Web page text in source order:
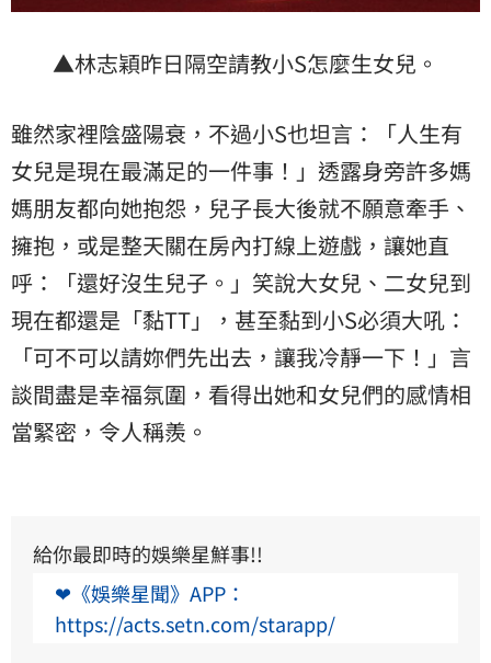
▲林志穎昨日隔空請教小S怎麼生女兒。
雖然家裡陰盛陽衰，不過小S也坦言：「人生有
女兒是現在最滿足的一件事！」透露身旁許多媽
媽朋友都向她抱怨，兒子長大後就不願意牽手、
擁抱，或是整天關在房內打線上遊戲，讓她直
呼：「還好沒生兒子。」笑說大女兒、二女兒到
現在都還是「黏TT」，甚至黏到小S必須大吼：
「可不可以請妳們先出去，讓我冷靜一下！」言
談間盡是幸福氛圍，看得出她和女兒們的感情相
當緊密，令人稱羨。
給你最即時的娛樂星鮮事!!
❤《娛樂星聞》APP：
https://acts.setn.com/starapp/